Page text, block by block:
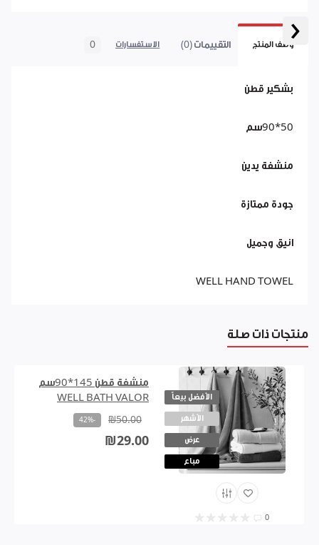
‹وصف المنتج التقييمات (0) الاستفسارات 0
بشكير قطن
50*90سم
منشفة يدين
جودة ممتازة
انيق وجميل
WELL HAND TOWEL
منتجات ذات صلة
الأفضل بيعاً
الأشهر
عرض
مباع
0
منشفة قطن 145*90سم
WELL BATH VALOR
₪50.00
-42%
₪29.00